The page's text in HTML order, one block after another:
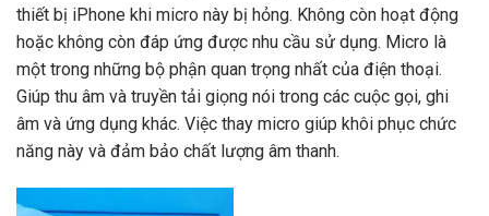
thiết bị iPhone khi micro này bị hỏng. Không còn hoạt động
hoặc không còn đáp ứng được nhu cầu sử dụng. Micro là
một trong những bộ phận quan trọng nhất của điện thoại.
Giúp thu âm và truyền tải giọng nói trong các cuộc gọi, ghi
âm và ứng dụng khác. Việc thay micro giúp khôi phục chức
năng này và đảm bảo chất lượng âm thanh.